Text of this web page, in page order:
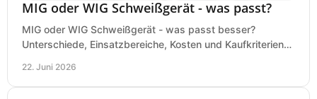
MIG oder WIG Schweißgerät - was passt?
MIG oder WIG Schweißgerät - was passt besser?
Unterschiede, Einsatzbereiche, Kosten und Kaufkriterien
22. Juni 2026